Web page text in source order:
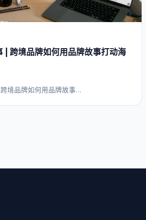
| 跨境品牌如何用品牌故事打动海
境品牌如何用品牌故事…